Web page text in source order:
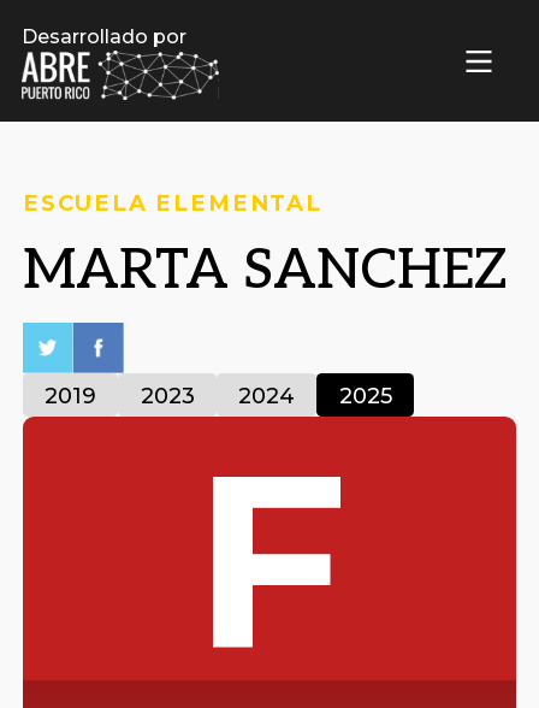
Desarrollado por
ESCUELA ELEMENTAL
MARTA SANCHEZ
2019 2023 2024 2025
F